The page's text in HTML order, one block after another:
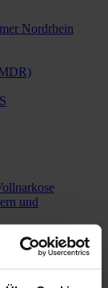
Nordrhein
und
HIV, HBV oder